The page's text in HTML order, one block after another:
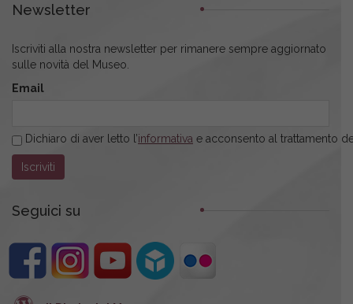
Newsletter
Iscriviti alla nostra newsletter per rimanere sempre aggiornato
sulle novità del Museo.
Email
Dichiaro di aver letto l’informativa e acconsento al trattamento
Seguici su